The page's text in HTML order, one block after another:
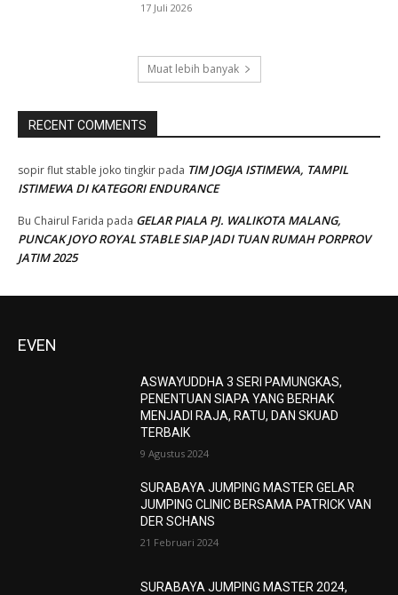
17 Juli 2026
Muat lebih banyak
RECENT COMMENTS
sopir flut stable joko tingkir pada TIM JOGJA ISTIMEWA, TAMPIL
ISTIMEWA DI KATEGORI ENDURANCE
Bu Chairul Farida pada GELAR PIALA PJ. WALIKOTA MALANG,
PUNCAK JOYO ROYAL STABLE SIAP JADI TUAN RUMAH PORPROV
JATIM 2025
EVEN
ASWAYUDDHA 3 SERI PAMUNGKAS,
PENENTUAN SIAPA YANG BERHAK
MENJADI RAJA, RATU, DAN SKUAD
TERBAIK
9 Agustus 2024
SURABAYA JUMPING MASTER GELAR
JUMPING CLINIC BERSAMA PATRICK VAN
DER SCHANS
21 Februari 2024
SURABAYA JUMPING MASTER 2024,